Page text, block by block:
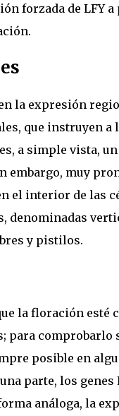
forzada de
la expresión
que instruyen a
a simple vista,
embargo, muy
el interior de las
denominadas
y pistilos.
la floración esté
para
posible en
parte, los genes
análoga, la